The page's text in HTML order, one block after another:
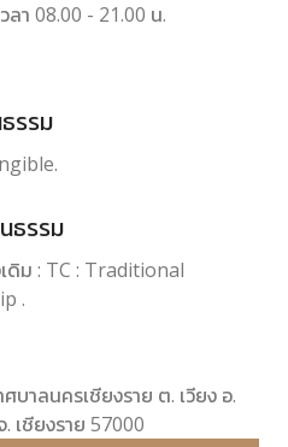
ลา 08.00 - 21.00 น.
รรม
ธรรม
ดิม : TC : Traditional
.
บาลนครเชียงราย ต. เวียง อ.
. เชียงราย 57000